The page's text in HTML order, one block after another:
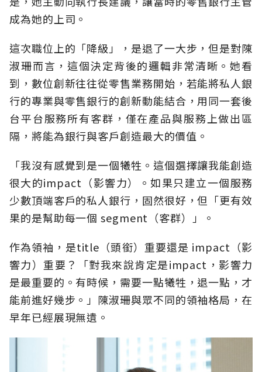
成為她的上司。
這次職位上的「降級」，是退了一大步，但是對陳
淑珊而言，這個決定背後的邏輯非常清晰。她看
到，數位創新往往從零售業務開始，若能將私人銀
行的專業與零售銀行的創新動能結合，用同一套後
台平台服務所有客群，僅在產品與服務上做出區
隔，將能為銀行與客戶創造最大的價值。
「我沒有感覺到是一個犧牲。這個選擇讓我能創造
很大的impact（影響力）。如果只建立一個服務
少數頂端客戶的私人銀行，固然很好，但「更有效
果的是幫助每一個 segment（客群）」。
作為領袖，是title（頭銜）重要還是 impact（影
響力）重要？「對我來說肯定是impact，影響力
是最重要的。有時候，需要一點犧牲，退一點，才
能前進好幾步。」陳淑珊與眾不同的領袖格局，在
早年已經展現無遺。